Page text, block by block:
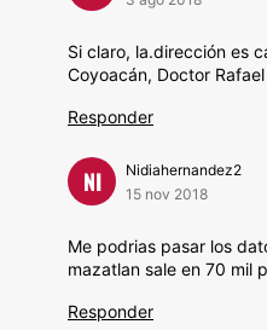
Si claro, la.dirección es
Coyoacán, Doctor
Responder
NI
Nidiahernandez2
15 nov 2018
Me podrias pasar los
mazatlan sale en 70 mil
Responder